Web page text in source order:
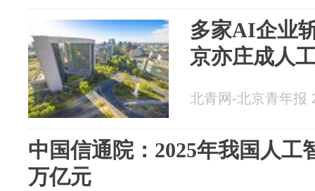
多家AI企业
京亦庄成人
北青网-北京青年报
中国信通院：2025年我国人工
万亿元